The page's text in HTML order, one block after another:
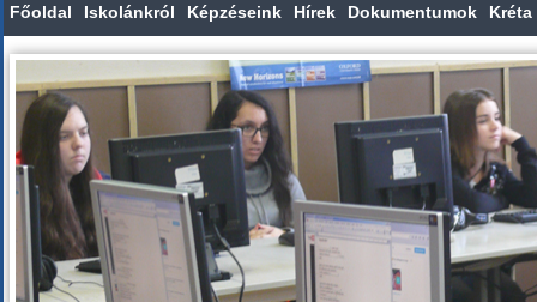
Főoldal Iskolánkról Képzéseink Hírek Dokumentumok